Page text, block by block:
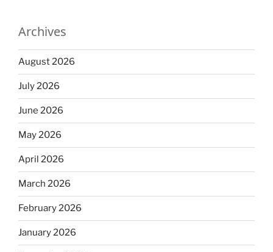
Archives
August 2026
July 2026
June 2026
May 2026
April 2026
March 2026
February 2026
January 2026